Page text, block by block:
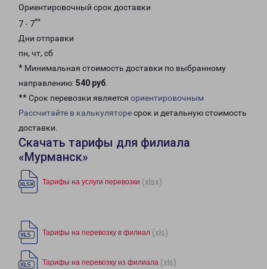
Ориентировочный срок доставки
7 - 7**
Дни отправки
пн, чт, сб
* Минимальная стоимость доставки по выбранному
направлению: 540 руб.
** Срок перевозки является ориентировочным
Рассчитайте в калькуляторесрок и детальную стоимость
доставки.
Скачать тарифы для филиала
«Мурманск»
Тарифы на услуги перевозки (xlsx)
Тарифы на перевозку в филиал (xls)
Тарифы на перевозку из филиала (xls)